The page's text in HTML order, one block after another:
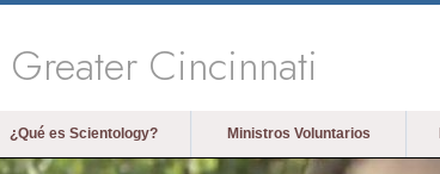
Greater Cincinnati
¿Qué es Scientology? Ministros Voluntarios